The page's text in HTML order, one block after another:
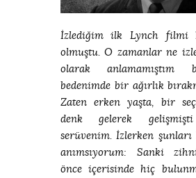
İzlediğim ilk Lynch filmi
olmuştu. O zamanlar ne
olarak anlamamıştım
bedenimde bir ağırlık
Zaten erken yaşta, bir
denk gelerek
serüvenim. İzlerken
anımsıyorum: Sanki
önce içerisinde hiç